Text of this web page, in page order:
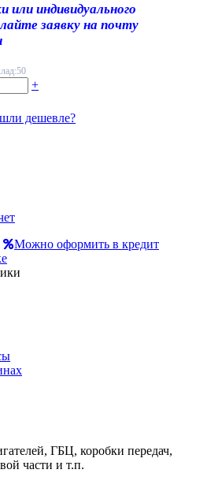
или индивидуального
заявку на почту
+
дешевле?
Можно оформить в кредит
ГБЦ, коробки передач,
части и т.п.